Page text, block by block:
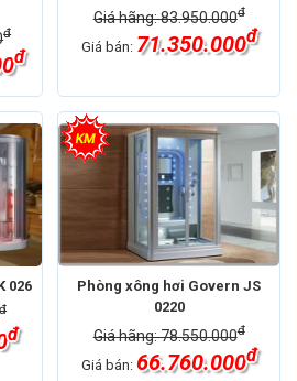
đ
đ
Giá hãng: 83.950.000đ
Giá bán: 71.350.000đ
026
đ
đ
Phòng xông hơi Govern JS
0220
Giá hãng: 78.550.000đ
Giá bán: 66.760.000đ